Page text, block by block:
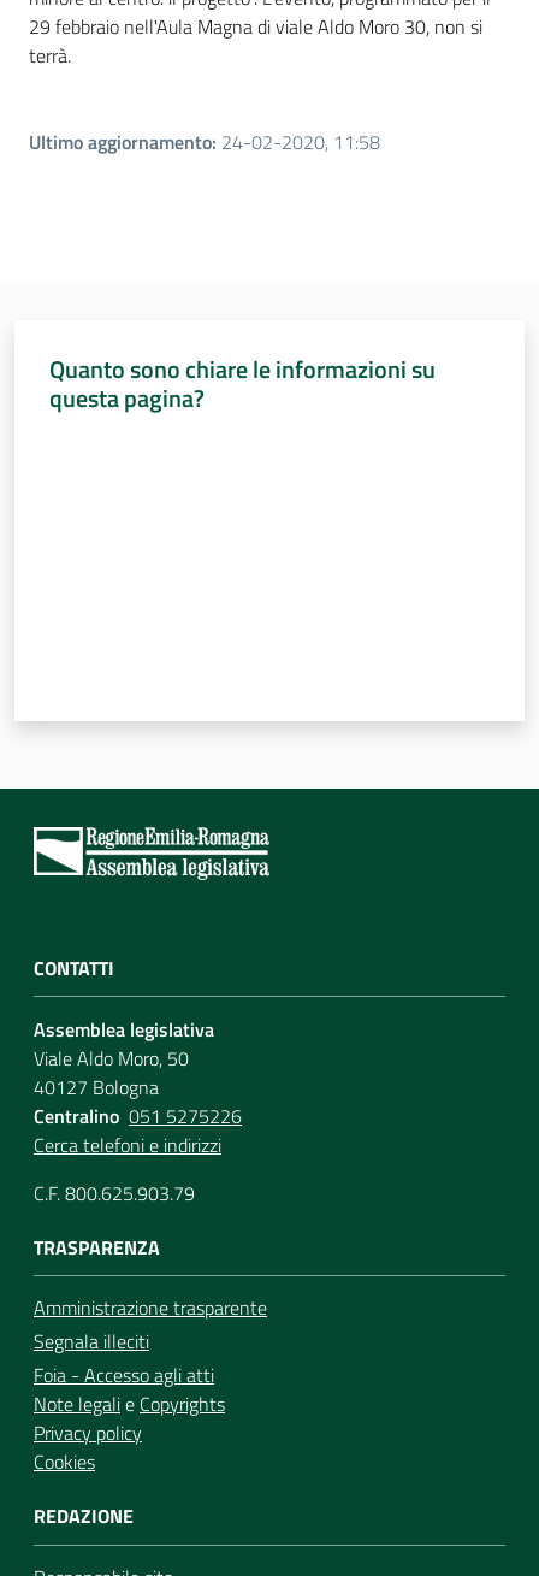
Per i cittadini
29 febbraio nell'Aula Magna di viale Aldo Moro 30, non si
terrà.
Ultimo aggiornamento: 24-02-2020, 11:58
Quanto sono chiare le informazioni su
questa pagina?
CONTATTI
Assemblea legislativa
Viale Aldo Moro, 50
40127 Bologna
Centralino 051 5275226
Cerca telefoni e indirizzi
C.F. 800.625.903.79
TRASPARENZA
Amministrazione trasparente
Segnala illeciti
Foia - Accesso agli atti
Note legalie Copyrights
Privacy policy
Cookies
REDAZIONE